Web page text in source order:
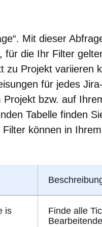
Mit dieser
für die Ihr Filter
zu Projekt variieren
für jedes
bzw. auf
Tabelle finden
können in
is
Finde alle